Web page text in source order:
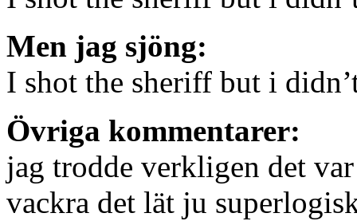
Men jag sjöng:
I shot the sheriff but i
Övriga kommentarer:
jag trodde verkligen det
vackra det lät ju